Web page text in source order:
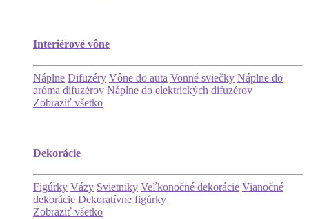
Interiérové vône
Náplne Difuzéry Vône do auta Vonné sviečky Náplne do
aróma difuzérov Náplne do elektrických difuzérov
Zobraziť všetko
Dekorácie
Figúrky Vázy Svietniky Veľkonočné dekorácie Vianočné
dekorácie Dekoratívne figúrky
Zobraziť všetko